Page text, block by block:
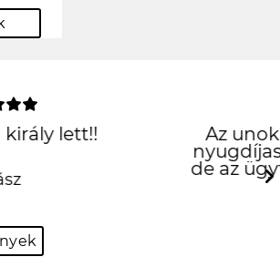
rendeltem egy tokot,
nem sok hozzáértéssel,
hölgyek nagyon
kedvesek voltak.